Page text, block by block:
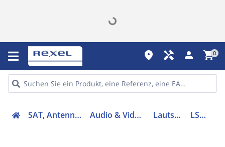
place handyman person shopping_cart0
SAT, Antenne, Telefonie Audio & Video - Zubehör Lautsprecher LSMA4MO